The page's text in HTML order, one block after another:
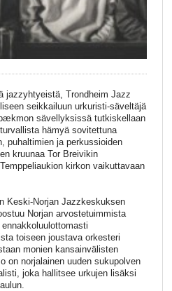
jazzyhtyeistä, Trondheim Jazz
seikkailuun urkuristi-säveltäjä
sävellyksissä tutkiskellaan
hämyä sovitettuna
puhaltimien ja perkussioiden
kruunaa Tor Breivikin
kirkon vaikuttavaan
Keski-Norjan Jazzkeskuksen
Norjan arvostetuimmista
toiseen joustava orkesteri
monien kansainvälisten
on norjalainen uuden sukupolven
joka hallitsee urkujen lisäksi